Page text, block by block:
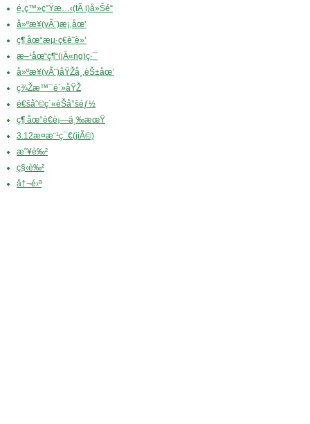
é„­ç™»ç”Ÿæ…‹(tÃ i)å»Šé“
å»ºæ¥­(yÃ¨)æ¡‚åœ’
ç¶ åœ°æµ·ç€è˜­è»’
æ–¹åœ“ç¶“(jÄ«ng)ç·¯
å»ºæ¥­(yÃ¨)åŸŽå¸‚èŠ±åœ’
ç¾Žæ™¯é´»åŸŽ
é€šåˆ©ç´«èŠå°šéƒ½
ç¶ åœ°è€è¡—ä¸‰æœŸ
3.12æ¤æ¨¹ç¯€(jiÃ©)
æ˜¥è‰²
ç§‹è‰²
å†¬é›ª